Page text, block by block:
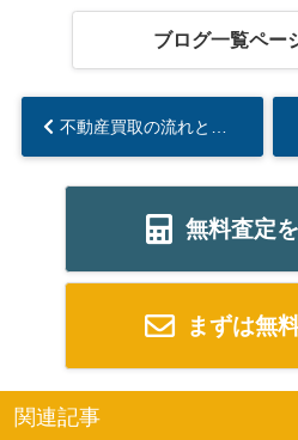
ブログ一覧ペー
無料査定
まずは無
関連記事